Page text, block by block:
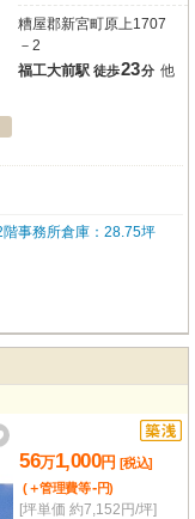
糟屋郡新宮町原上1707
－2
福工大前駅 徒歩23分 他
事務所倉庫：28.75坪
56万1,000円 [税込]
(＋管理費等-円)
[坪単価 約7,152円/坪]